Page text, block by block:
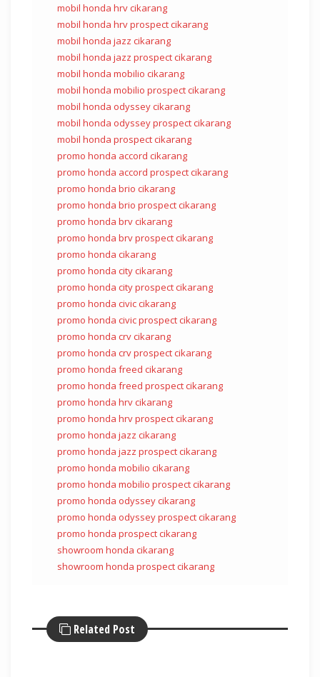
mobil honda hrv cikarang
mobil honda hrv prospect cikarang
mobil honda jazz cikarang
mobil honda jazz prospect cikarang
mobil honda mobilio cikarang
mobil honda mobilio prospect cikarang
mobil honda odyssey cikarang
mobil honda odyssey prospect cikarang
mobil honda prospect cikarang
promo honda accord cikarang
promo honda accord prospect cikarang
promo honda brio cikarang
promo honda brio prospect cikarang
promo honda brv cikarang
promo honda brv prospect cikarang
promo honda cikarang
promo honda city cikarang
promo honda city prospect cikarang
promo honda civic cikarang
promo honda civic prospect cikarang
promo honda crv cikarang
promo honda crv prospect cikarang
promo honda freed cikarang
promo honda freed prospect cikarang
promo honda hrv cikarang
promo honda hrv prospect cikarang
promo honda jazz cikarang
promo honda jazz prospect cikarang
promo honda mobilio cikarang
promo honda mobilio prospect cikarang
promo honda odyssey cikarang
promo honda odyssey prospect cikarang
promo honda prospect cikarang
showroom honda cikarang
showroom honda prospect cikarang
Related Post